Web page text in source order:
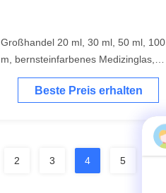
Großhandel 20 ml, 30 ml, 50 ml, 100
m, bernsteinfarbenes Medizinglas,
pharmazeutische Flasche, geformte
Injektionsfläschchen für Antibiotika
Beste Preis erhalten
2 3 4 5